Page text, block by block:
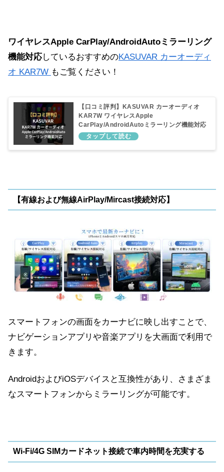
ワイヤレスApple CarPlay/AndroidAutoミラーリング
機能対応しているおすすめのKASUVAR カーオーディ
オ KAR7W もご覧ください！
【口コミ評判】KASUVAR カーオーディオ
KAR7W ワイヤレスApple
CarPlay/AndroidAutoミラーリング機能対応
【有線および無線AirPlay/Mircast接続対応】
スマートフォンの画面をカーナビに映し出すことで、
ナビゲーションアプリや音楽アプリを大画面で利用で
きます。
AndroidおよびiOSデバイスと互換性があり、さまざま
なスマートフォンからミラーリングが可能です。
Wi-Fi/4G SIMカードネット接続で車内時間を充実する